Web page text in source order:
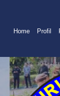
content
Home Profil